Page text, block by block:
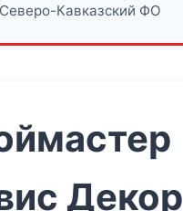
Северо-Кавказский ФО
Декор